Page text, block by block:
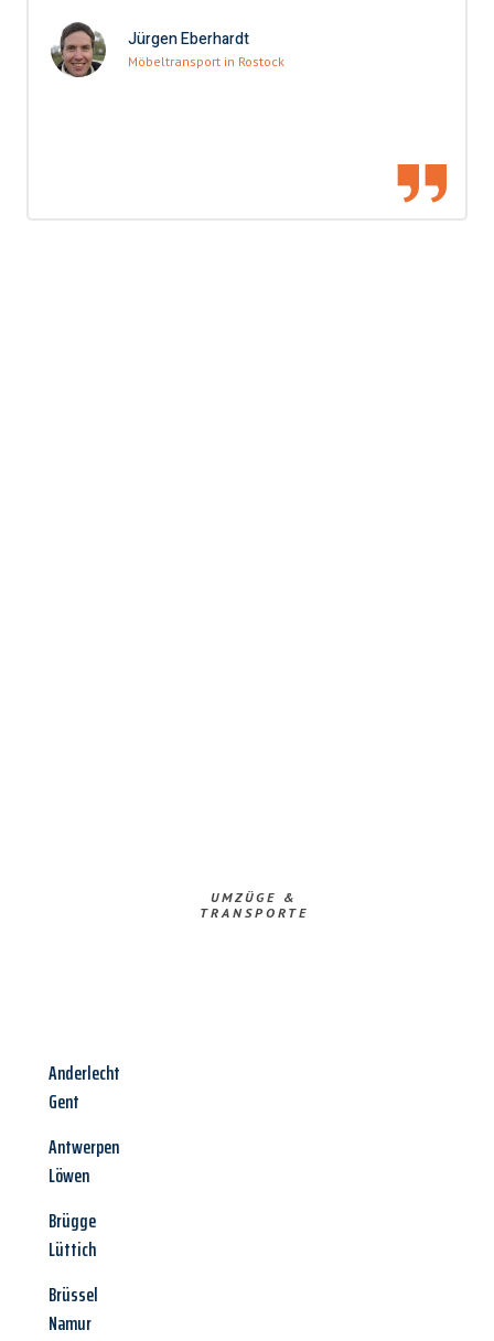
Jürgen Eberhardt
Möbeltransport in Rostock
UMZÜGE &
TRANSPORTE
Anderlecht
Gent
Antwerpen
Löwen
Brügge
Lüttich
Brüssel
Namur